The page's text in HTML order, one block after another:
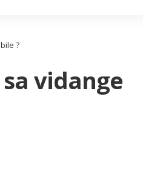
?
vidange